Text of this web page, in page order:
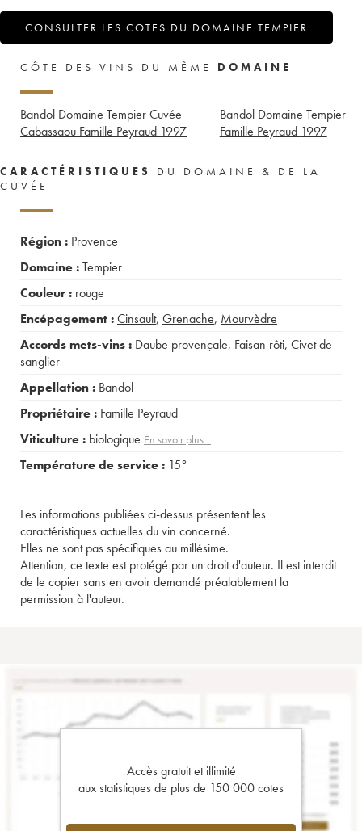
CONSULTER LES COTES DU DOMAINE TEMPIER
CÔTE DES VINS DU MÊME DOMAINE
Bandol Domaine Tempier Cuvée
Cabassaou Famille Peyraud 1997
Bandol Domaine Tempier
Famille Peyraud 1997
CARACTÉRISTIQUES
DU DOMAINE & DE LA
CUVÉE
Région : Provence
Domaine :Tempier
Couleur : rouge
Encépagement :Cinsault, Grenache, Mourvèdre
Accords mets-vins : Daube provençale, Faisan rôti, Civet de
sanglier
Appellation : Bandol
Propriétaire : Famille Peyraud
Viticulture : biologique En savoir plus...
Température de service : 15°
Les informations publiées ci-dessus présentent les
caractéristiques actuelles du vin concerné.
Elles ne sont pas spécifiques au millésime.
Attention, ce texte est protégé par un droit d'auteur. Il est interdit
de le copier sans en avoir demandé préalablement la
permission à l'auteur.
Accès gratuit et illimité
aux statistiques de plus de 150 000 cotes